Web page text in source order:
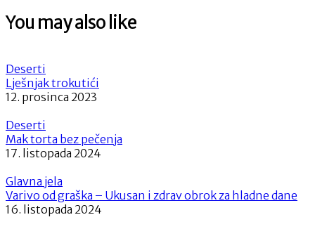
You may also like
Deserti
Lješnjak trokutići
12. prosinca 2023
Deserti
Mak torta bez pečenja
17. listopada 2024
Glavna jela
Varivo od graška – Ukusan i zdrav obrok za hladne dane
16. listopada 2024